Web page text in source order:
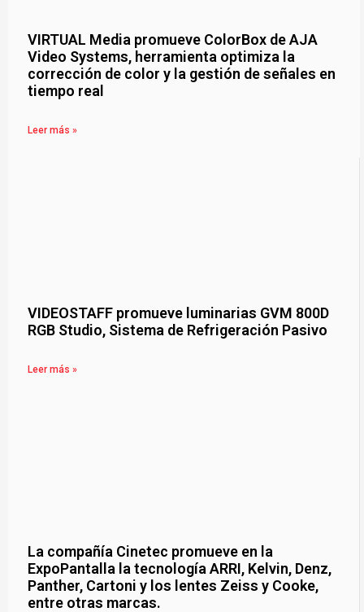
VIRTUAL Media promueve ColorBox de AJA
Video Systems, herramienta optimiza la
corrección de color y la gestión de señales en
tiempo real
Leer más »
VIDEOSTAFF promueve luminarias GVM 800D
RGB Studio, Sistema de Refrigeración Pasivo
Leer más »
La compañía Cinetec promueve en la
ExpoPantalla la tecnología ARRI, Kelvin, Denz,
Panther, Cartoni y los lentes Zeiss y Cooke,
entre otras marcas.